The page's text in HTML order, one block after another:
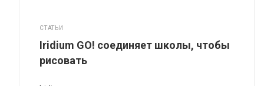
СТАТЬИ
Iridium GO! соединяет школы, чтобы
рисовать